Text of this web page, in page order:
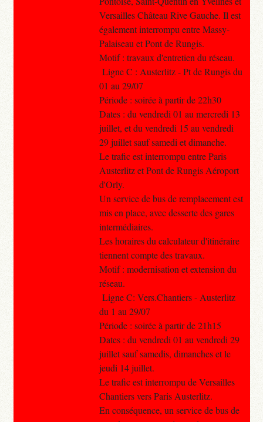
Versailles Château Rive Gauche. Il est
également interrompu entre Massy-
Palaiseau et Pont de Rungis.
Motif : travaux d'entretien du réseau.
Ligne C : Austerlitz - Pt de Rungis du
01 au 29/07
Période : soirée à partir de 22h30
Dates : du vendredi 01 au mercredi 13
juillet, et du vendredi 15 au vendredi
29 juillet sauf samedi et dimanche.
Le trafic est interrompu entre Paris
Austerlitz et Pont de Rungis Aéroport
d'Orly.
Un service de bus de remplacement est
mis en place, avec desserte des gares
intermédiaires.
Les horaires du calculateur d'itinéraire
tiennent compte des travaux.
Motif : modernisation et extension du
réseau.
Ligne C: Vers.Chantiers - Austerlitz
du 1 au 29/07
Période : soirée à partir de 21h15
Dates : du vendredi 01 au vendredi 29
juillet sauf samedis, dimanches et le
jeudi 14 juillet.
Le trafic est interrompu de Versailles
Chantiers vers Paris Austerlitz.
En conséquence, un service de bus de